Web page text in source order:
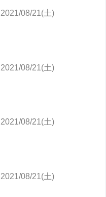
2021/08/21(土)
2021/08/21(土)
2021/08/21(土)
2021/08/21(土)